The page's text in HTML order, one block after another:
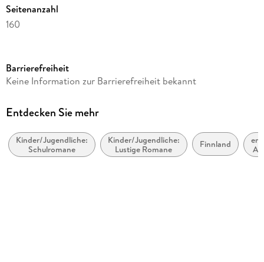
Seitenanzahl
160
Altersempfehlung
Reihe
Autor/Autorin
Timo Parvela
Barrierefreiheit
Keine Information zur Barrierefreiheit bekannt
Entdecken Sie mehr
Kinder/Jugendliche:
Schulromane
Kinder/Jugendliche:
Lustige Romane
Finnland